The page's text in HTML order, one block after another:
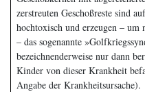
zerstreuten Geschoßreste sind
hochtoxisch und erzeugen – um
– das sogenannte
bezeichnenderweise nur dann
Kinder von dieser Krankheit
Angabe der Krankheitsursache).